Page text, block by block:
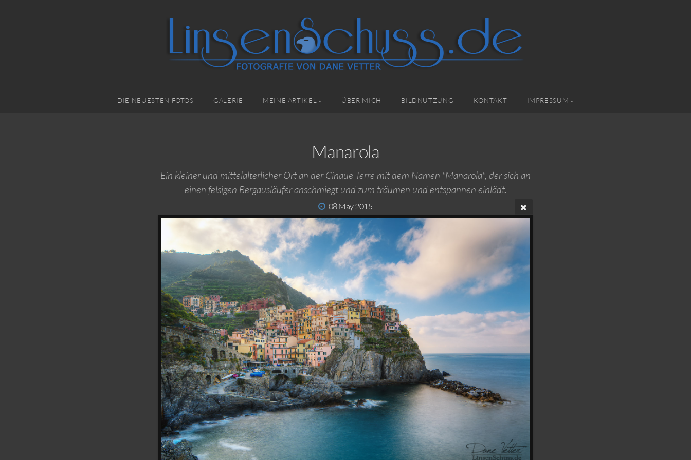
DIE NEUESTEN FOTOS GALERIE MEINE ARTIKEL ÜBER MICH BILDNUTZUNG KONTAKT IMPRESSUM
Manarola
Ein kleiner und mittelalterlicher Ort an der Cinque Terre mit dem Namen "Manarola", der sich an
einen felsigen Bergausläufer anschmiegt und zum träumen und entspannen einlädt.
08 May 2015